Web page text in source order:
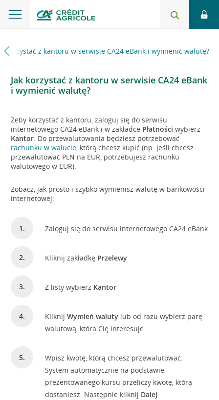
korzystać z kantoru w serwisie CA24 eBank i wymienić walutę?
Jak korzystać z kantoru w serwisie CA24 eBank
i wymienić walutę?
Żeby korzystać z kantoru, zaloguj się do serwisu
internetowego CA24 eBank i w zakładce Płatności wybierz
Kantor. Do przewalutowania będziesz potrzebować
rachunku w walucie, którą chcesz kupić (np. jeśli chcesz
przewalutować PLN na EUR, potrzebujesz rachunku
walutowego w EUR).
Zobacz, jak prosto i szybko wymienisz walutę w bankowości
internetowej:
Zaloguj się do serwisu internetowego CA24 eBank
Kliknij zakładkę Przelewy
Z listy wybierz Kantor
KliknijWymień waluty lub od razu wybierz parę
walutową, która Cię interesuje
Wpisz kwotę, którą chcesz przewalutować.
System automatycznie na podstawie
prezentowanego kursu przeliczy kwotę, którą
dostaniesz. Następnie kliknij Dalej